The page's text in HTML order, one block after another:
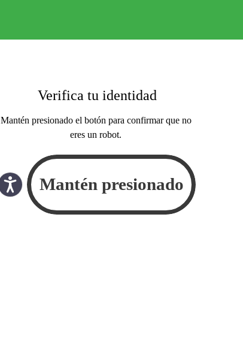
Verifica tu identidad
Mantén presionado el botón para confirmar que no
eres un robot.